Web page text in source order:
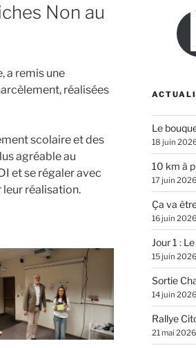
Non au
a remis une
réalisées
scolaire et des
agréable au
et se régaler avec
réalisation.
Le
18 juin
10 km à
17 juin 2026
Ça va
16 juin 2026
Jour 1 :
15 juin 2026
Sortie
14 juin 2026
Rallye
21 mai 2026